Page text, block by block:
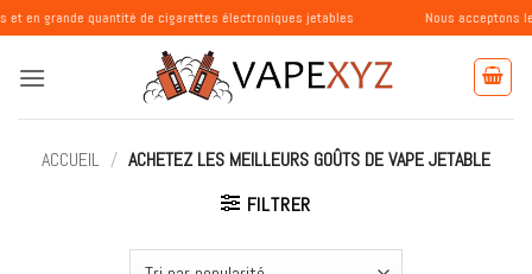
Passer
au
contenu
quantité de cigarettes électroniques jetables Nous acceptons les
ACCUEIL / ACHETEZ LES MEILLEURS GOÛTS DE VAPE JETABLE
FILTRER